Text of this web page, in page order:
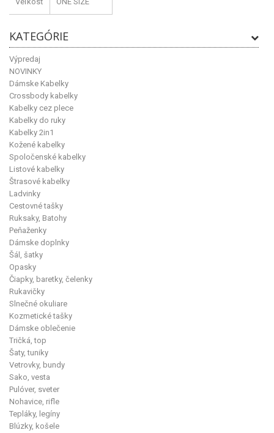
KATEGÓRIE
Výpredaj
NOVINKY
Dámske Kabelky
Crossbody kabelky
Kabelky cez plece
Kabelky do ruky
Kabelky 2in1
Kožené kabelky
Spoločenské kabelky
Listové kabelky
Štrasové kabelky
Ladvinky
Cestovné tašky
Ruksaky, Batohy
Peňaženky
Dámske doplnky
Šál, šatky
Opasky
Čiapky, baretky, čelenky
Rukavičky
Slnečné okuliare
Kozmetické tašky
Dámske oblečenie
Tričká, top
Šaty, tuniky
Vetrovky, bundy
Sako, vesta
Pulóver, sveter
Nohavice, rifle
Tepláky, legíny
Blúzky, košele